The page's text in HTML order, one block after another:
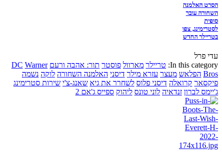
הסרט האלמנה
השחורה עובר
סופית
לסטרימינג, צפו
בטריילר החדש
עדי פרל
In this category: טריילר מארוול פוסטר תור: אהבה ורעם DC Warner
Bros הפלאש מעצר עזרא מילר דיסני האלמנה השחורה לוקה נשמה
פיקסאר קרואלה דיסני פלוס לשחרר את גיא שאנג-צ'י שירות סטרימינג
ג'יימס לברון זנדאיה לוני טונס ליהוק ספייס ג'אם 2